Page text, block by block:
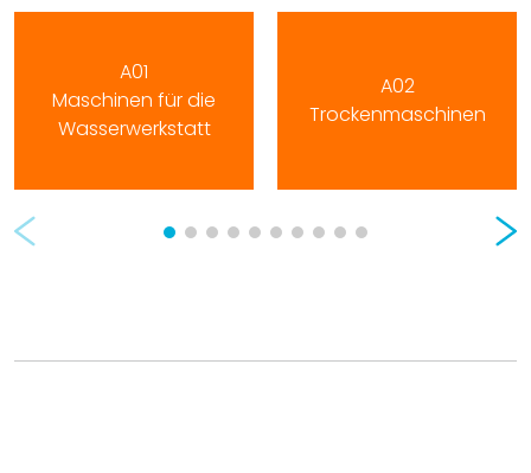
A01
Maschinen für die
Wasserwerkstatt
A02
Trockenmaschinen
Prev